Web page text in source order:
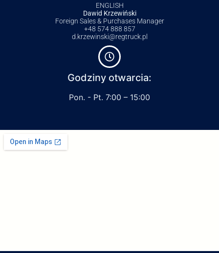
ENGLISH
Dawid Krzewiński
Foreign Sales & Purchases Manager
+48 574 888 857
d.krzewinski@regtruck.pl
Godziny otwarcia:
Pon. - Pt. 7:00 – 15:00